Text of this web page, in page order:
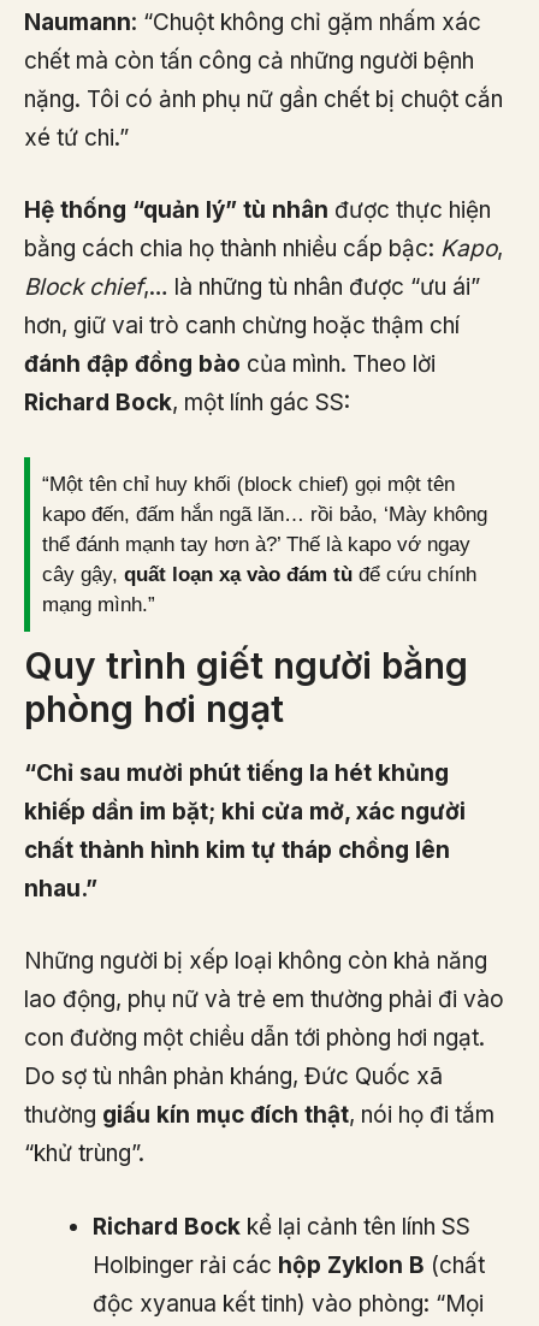
Naumann: “Chuột không chỉ gặm nhấm xác
chết mà còn tấn công cả những người bệnh
nặng. Tôi có ảnh phụ nữ gần chết bị chuột cắn
xé tứ chi.”
Hệ thống “quản lý” tù nhân được thực hiện
bằng cách chia họ thành nhiều cấp bậc: Kapo,
Block chief,… là những tù nhân được “ưu ái”
hơn, giữ vai trò canh chừng hoặc thậm chí
đánh đập đồng bào của mình. Theo lời
Richard Bock, một lính gác SS:
“Một tên chỉ huy khối (block chief) gọi một tên
kapo đến, đấm hắn ngã lăn… rồi bảo, ‘Mày không
thể đánh mạnh tay hơn à?’ Thế là kapo vớ ngay
cây gậy, quất loạn xạ vào đám tù để cứu chính
mạng mình.”
Quy trình giết người bằng
phòng hơi ngạt
“Chỉ sau mười phút tiếng la hét khủng
khiếp dần im bặt; khi cửa mở, xác người
chất thành hình kim tự tháp chồng lên
nhau.”
Những người bị xếp loại không còn khả năng
lao động, phụ nữ và trẻ em thường phải đi vào
con đường một chiều dẫn tới phòng hơi ngạt.
Do sợ tù nhân phản kháng, Đức Quốc xã
thường giấu kín mục đích thật, nói họ đi tắm
“khử trùng”.
Richard Bock kể lại cảnh tên lính SS
Holbinger rải các hộp Zyklon B (chất
độc xyanua kết tinh) vào phòng: “Mọi